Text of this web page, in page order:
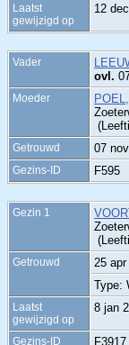
Laatst
gewijzigd op
12
Vader
ovl.
Moeder
Getrouwd 07
Gezins-ID F595
Gezin 1
Getrouwd 25 apr
Type:
Laatst
gewijzigd op
8 jan
Gezins-ID F3917